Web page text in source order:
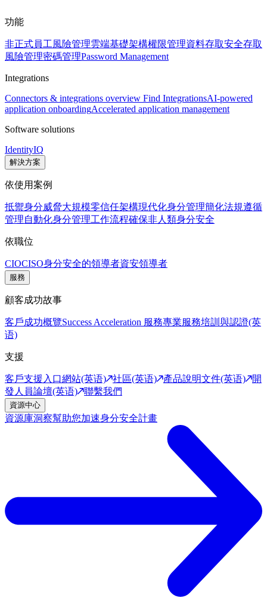
功能
非正式員工風險管理雲端基礎架構權限管理資料存取安全存取
風險管理密碼管理Password Management
Integrations
Connectors & integrations overview Find IntegrationsAI-powered
application onboardingAccelerated application management
Software solutions
IdentityIQ
解決方案
依使用案例
抵禦身分威脅大規模零信任架構現代化身分管理簡化法規遵循
管理自動化身分管理工作流程確保非人類身分安全
依職位
CIOCISO身分安全的領導者資安領導者
服務
顧客成功故事
客戶成功概覽Success Acceleration 服務專業服務培訓與認證(英
语)
支援
客戶支援入口網站(英语) 社區(英语) 產品說明文件(英语)
開
發人員論壇(英语)
聯繫我們
資源中心
資源庫洞察幫助您加速身分安全計畫